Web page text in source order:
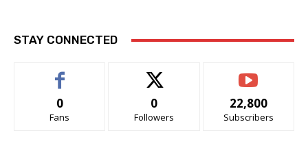
STAY CONNECTED
0
Fans
0
Followers
22,800
Subscribers